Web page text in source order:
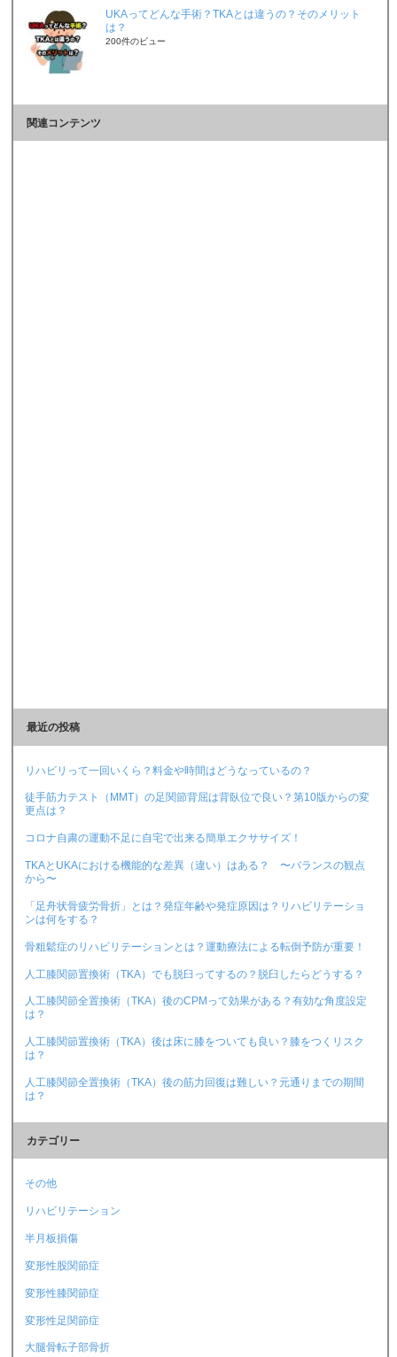
UKAってどんな手術？TKAとは違うの？そのメリット
は？
200件のビュー
関連コンテンツ
最近の投稿
リハビリって一回いくら？料金や時間はどうなっているの？
徒手筋力テスト（MMT）の足関節背屈は背臥位で良い？第10版からの変
更点は？
コロナ自粛の運動不足に自宅で出来る簡単エクササイズ！
TKAとUKAにおける機能的な差異（違い）はある？ 〜バランスの観点
から〜
「足舟状骨疲労骨折」とは？発症年齢や発症原因は？リハビリテーショ
ンは何をする？
骨粗鬆症のリハビリテーションとは？運動療法による転倒予防が重要！
人工膝関節置換術（TKA）でも脱臼ってするの？脱臼したらどうする？
人工膝関節全置換術（TKA）後のCPMって効果がある？有効な角度設定
は？
人工膝関節置換術（TKA）後は床に膝をついても良い？膝をつくリスク
は？
人工膝関節全置換術（TKA）後の筋力回復は難しい？元通りまでの期間
は？
カテゴリー
その他
リハビリテーション
半月板損傷
変形性股関節症
変形性膝関節症
変形性足関節症
大腿骨転子部骨折